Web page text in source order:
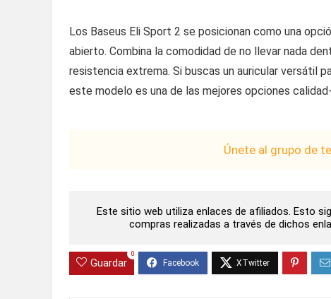
Los Baseus Eli Sport 2 se posicionan como una
abierto. Combina la comodidad de no llevar nada
resistencia extrema. Si buscas un auricular versátil
este modelo es una de las mejores opciones
Únete al grupo de
Este sitio web utiliza enlaces de afiliados. Esto
compras realizadas a través de dichos
Guardar
0